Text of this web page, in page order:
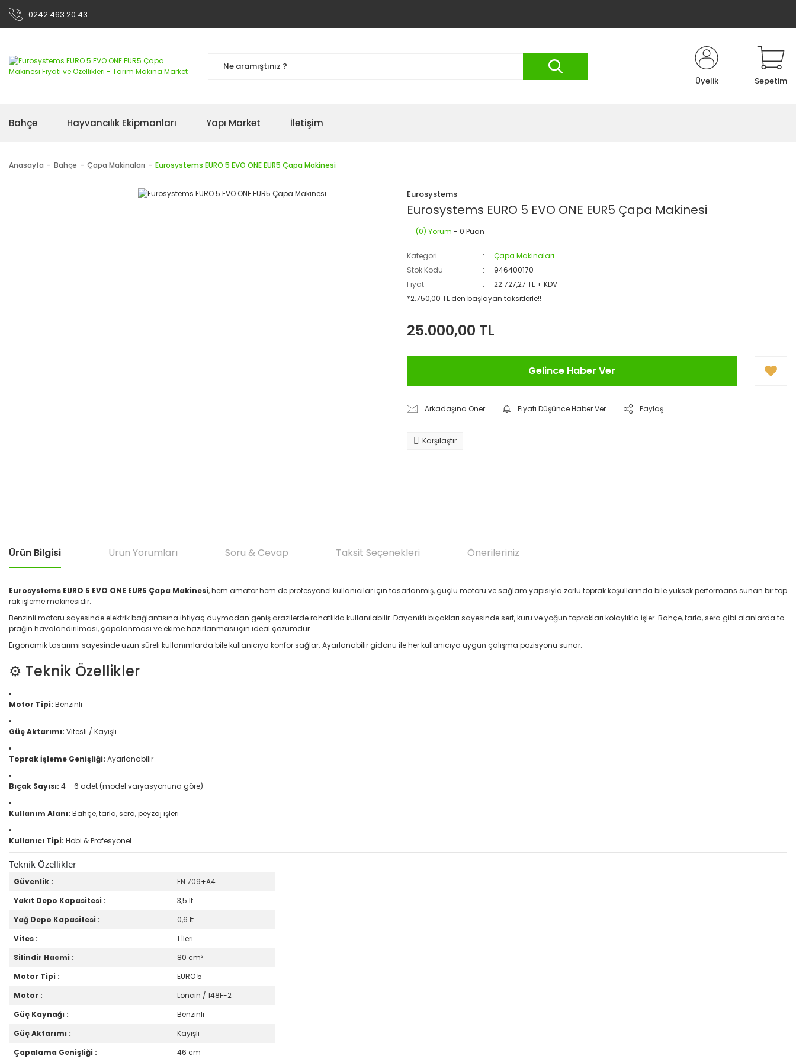
0242 463 20 43
Üyelik Sepetim
Bahçe Hayvancılık Ekipmanları Yapı Market İletişim
Anasayfa Bahçe Çapa Makinaları Eurosystems EURO 5 EVO ONE EUR5 Çapa Makinesi
Eurosystems
Eurosystems EURO 5 EVO ONE EUR5 Çapa Makinesi
(0) Yorum - 0 Puan
Kategori
Çapa Makinaları
Stok Kodu
946400170
Fiyat
22.727,27 TL + KDV
*2.750,00 TL den başlayan taksitlerle!!
25.000,00 TL
Gelince Haber Ver
Arkadaşına Öner Fiyatı Düşünce Haber Ver Paylaş
Karşılaştır
Ürün Bilgisi Ürün Yorumları Soru & Cevap Taksit Seçenekleri Önerileriniz
Eurosystems EURO 5 EVO ONE EUR5 Çapa Makinesi, hem amatör hem de profesyonel kullanıcılar için tasarlanmış, güçlü motoru ve sağlam yapısıyla zorlu toprak koşullarında bile yüksek performans sunan bir top
rak işleme makinesidir.
Benzinli motoru sayesinde elektrik bağlantısına ihtiyaç duymadan geniş arazilerde rahatlıkla kullanılabilir. Dayanıklı bıçakları sayesinde sert, kuru ve yoğun toprakları kolaylıkla işler. Bahçe, tarla, sera gibi alanlarda to
prağın havalandırılması, çapalanması ve ekime hazırlanması için ideal çözümdür.
Ergonomik tasarımı sayesinde uzun süreli kullanımlarda bile kullanıcıya konfor sağlar. Ayarlanabilir gidonu ile her kullanıcıya uygun çalışma pozisyonu sunar.
⚙️ Teknik Özellikler
Motor Tipi: Benzinli
Güç Aktarımı: Vitesli / Kayışlı
Toprak İşleme Genişliği: Ayarlanabilir
Bıçak Sayısı: 4 – 6 adet (model varyasyonuna göre)
Kullanım Alanı: Bahçe, tarla, sera, peyzaj işleri
Kullanıcı Tipi: Hobi & Profesyonel
Teknik Özellikler
Güvenlik :
EN 709+A4
Yakıt Depo Kapasitesi :
3,5 lt
Yağ Depo Kapasitesi :
0,6 lt
Vites :
1 İleri
Silindir Hacmi :
80 cm³
Motor Tipi :
EURO 5
Motor :
Loncin / 148F-2
Güç Kaynağı :
Benzinli
Güç Aktarımı :
Kayışlı
Çapalama Genişliği :
46 cm